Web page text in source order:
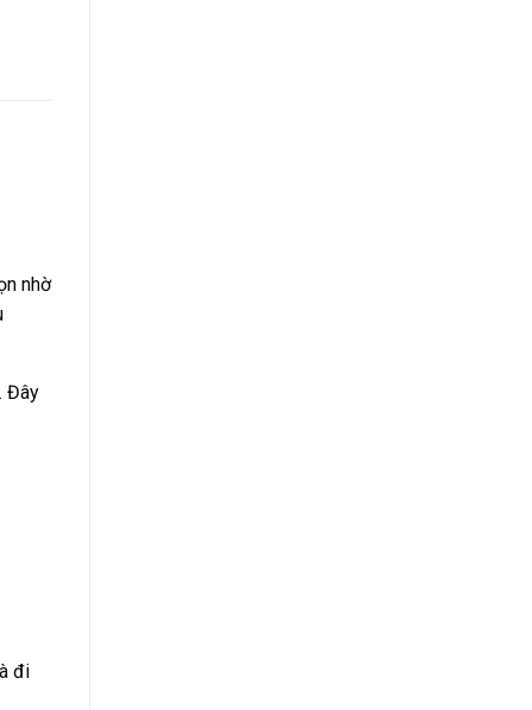
nhờ
Đây
đi